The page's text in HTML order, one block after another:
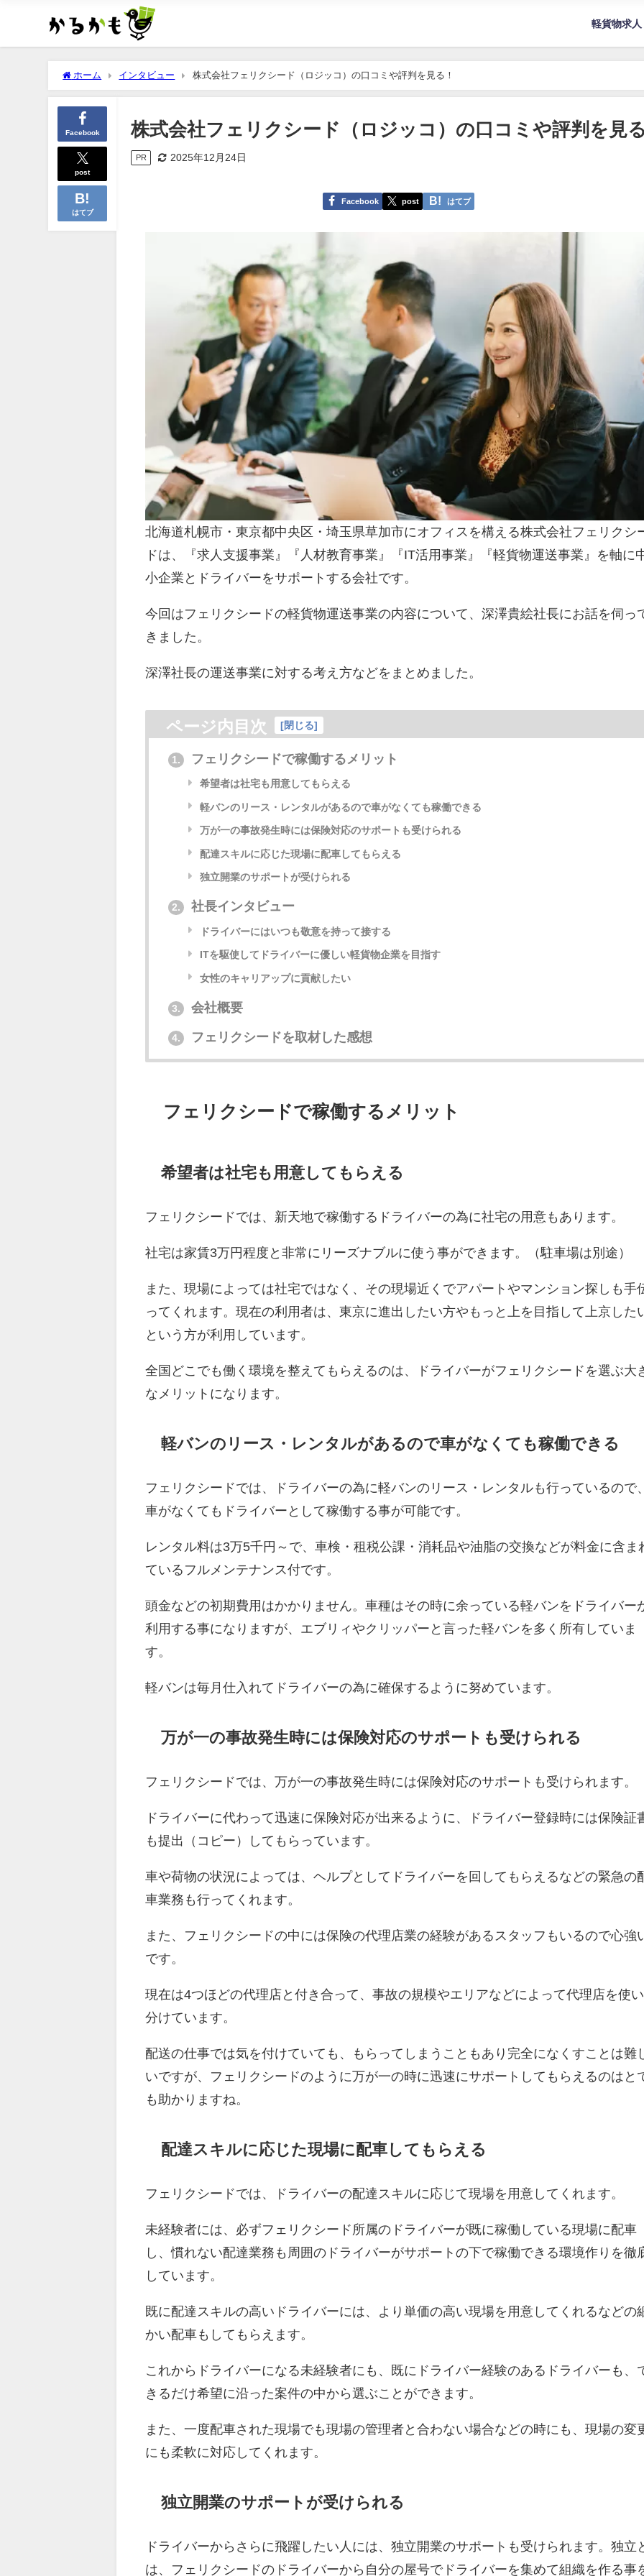
軽貨物求人
ホーム インタビュー 株式会社フェリクシード（ロジッコ）の口コミや評判を見る！
Facebook
post
はてブ
株式会社フェリクシード（ロジッコ）の口コミや評判を見
PR 2025年12月24日
Facebook post はてブ
北海道札幌市・東京都中央区・埼玉県草加市にオフィスを構える株式会社フェリクシ
ドは、『求人支援事業』『人材教育事業』『IT活用事業』『軽貨物運送事業』を軸に
小企業とドライバーをサポートする会社です。
今回はフェリクシードの軽貨物運送事業の内容について、深澤貴絵社長にお話を伺っ
きました。
深澤社長の運送事業に対する考え方などをまとめました。
ページ内目次 [閉じる]
1. フェリクシードで稼働するメリット
希望者は社宅も用意してもらえる
軽バンのリース・レンタルがあるので車がなくても稼働できる
万が一の事故発生時には保険対応のサポートも受けられる
配達スキルに応じた現場に配車してもらえる
独立開業のサポートが受けられる
2. 社長インタビュー
ドライバーにはいつも敬意を持って接する
ITを駆使してドライバーに優しい軽貨物企業を目指す
女性のキャリアップに貢献したい
3. 会社概要
4. フェリクシードを取材した感想
フェリクシードで稼働するメリット
希望者は社宅も用意してもらえる
フェリクシードでは、新天地で稼働するドライバーの為に社宅の用意もあります。
社宅は家賃3万円程度と非常にリーズナブルに使う事ができます。（駐車場は別途）
また、現場によっては社宅ではなく、その現場近くでアパートやマンション探しも手
ってくれます。現在の利用者は、東京に進出したい方やもっと上を目指して上京した
という方が利用しています。
全国どこでも働く環境を整えてもらえるのは、ドライバーがフェリクシードを選ぶ大
なメリットになります。
軽バンのリース・レンタルがあるので車がなくても稼働できる
フェリクシードでは、ドライバーの為に軽バンのリース・レンタルも行っているので
車がなくてもドライバーとして稼働する事が可能です。
レンタル料は3万5千円～で、車検・租税公課・消耗品や油脂の交換などが料金に含ま
ているフルメンテナンス付です。
頭金などの初期費用はかかりません。車種はその時に余っている軽バンをドライバー
利用する事になりますが、エブリィやクリッパーと言った軽バンを多く所有していま
す。
軽バンは毎月仕入れてドライバーの為に確保するように努めています。
万が一の事故発生時には保険対応のサポートも受けられる
フェリクシードでは、万が一の事故発生時には保険対応のサポートも受けられます。
ドライバーに代わって迅速に保険対応が出来るように、ドライバー登録時には保険証
も提出（コピー）してもらっています。
車や荷物の状況によっては、ヘルプとしてドライバーを回してもらえるなどの緊急の
車業務も行ってくれます。
また、フェリクシードの中には保険の代理店業の経験があるスタッフもいるので心強
です。
現在は4つほどの代理店と付き合って、事故の規模やエリアなどによって代理店を使い
分けています。
配送の仕事では気を付けていても、もらってしまうこともあり完全になくすことは難
いですが、フェリクシードのように万が一の時に迅速にサポートしてもらえるのはと
も助かりますね。
配達スキルに応じた現場に配車してもらえる
フェリクシードでは、ドライバーの配達スキルに応じて現場を用意してくれます。
未経験者には、必ずフェリクシード所属のドライバーが既に稼働している現場に配車
し、慣れない配達業務も周囲のドライバーがサポートの下で稼働できる環境作りを徹
しています。
既に配達スキルの高いドライバーには、より単価の高い現場を用意してくれるなどの
かい配車もしてもらえます。
これからドライバーになる未経験者にも、既にドライバー経験のあるドライバーも、
きるだけ希望に沿った案件の中から選ぶことができます。
また、一度配車された現場でも現場の管理者と合わない場合などの時にも、現場の変
にも柔軟に対応してくれます。
独立開業のサポートが受けられる
ドライバーからさらに飛躍したい人には、独立開業のサポートも受けられます。独立
は、フェリクシードのドライバーから自分の屋号でドライバーを集めて組織を作る事